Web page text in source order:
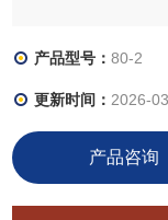
产品型号：80-2
更新时间： 2026-
产品咨询